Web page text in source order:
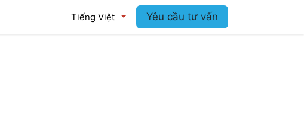
Tiếng Việt Yêu cầu tư vấn